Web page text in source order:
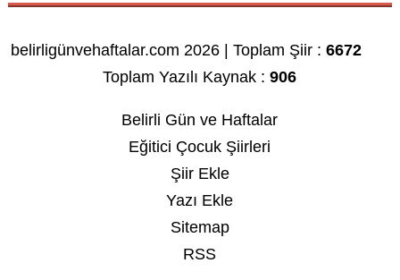
belirligünvehaftalar.com 2026 | Toplam Şiir :6672
Toplam Yazılı Kaynak :906
Belirli Gün ve Haftalar
Eğitici Çocuk Şiirleri
Şiir Ekle
Yazı Ekle
Sitemap
RSS